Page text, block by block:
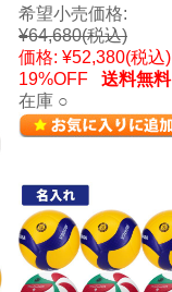
希望小売価格:
¥64,680(税込)
価格: ¥52,380(税込)
19%OFF
送料無料
在庫 ○